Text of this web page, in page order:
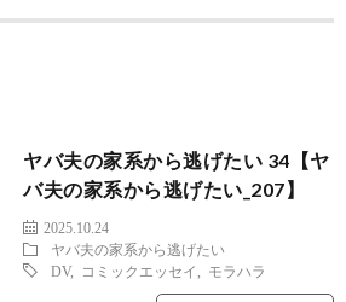
ヤバ夫の家系から逃げたい 34【ヤ
バ夫の家系から逃げたい_207】
2025.10.24
ヤバ夫の家系から逃げたい
DV, コミックエッセイ モラハラ